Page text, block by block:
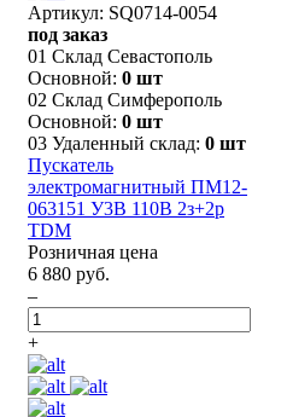
Артикул: SQ0714-0054
под заказ
01 Склад Севастополь
Основной: 0 шт
02 Склад Симферополь
Основной: 0 шт
03 Удаленный склад: 0 шт
Пускатель
электромагнитный ПМ12-
063151 У3В 110B 2з+2р
TDM
Розничная цена
6 880 руб.
–
+